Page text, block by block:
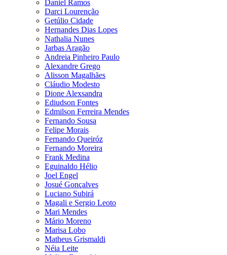
Daniel Ramos
Darci Lourenção
Getúlio Cidade
Hernandes Dias Lopes
Nathalia Nunes
Jarbas Aragão
Andreia Pinheiro Paulo
Alexandre Grego
Alisson Magalhães
Cláudio Modesto
Dione Alexsandra
Ediudson Fontes
Edmilson Ferreira Mendes
Fernando Sousa
Felipe Morais
Fernando Queiróz
Fernando Moreira
Frank Medina
Eguinaldo Hélio
Joel Engel
Josué Gonçalves
Luciano Subirá
Magali e Sergio Leoto
Mari Mendes
Mário Moreno
Marisa Lobo
Matheus Grismaldi
Néia Leite